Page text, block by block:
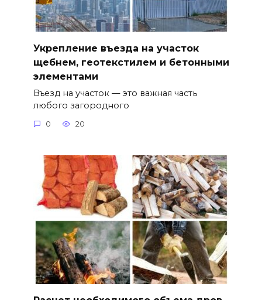
Укрепление въезда на участок
щебнем, геотекстилем и бетонными
элементами
Въезд на участок — это важная часть
любого загородного
0 20